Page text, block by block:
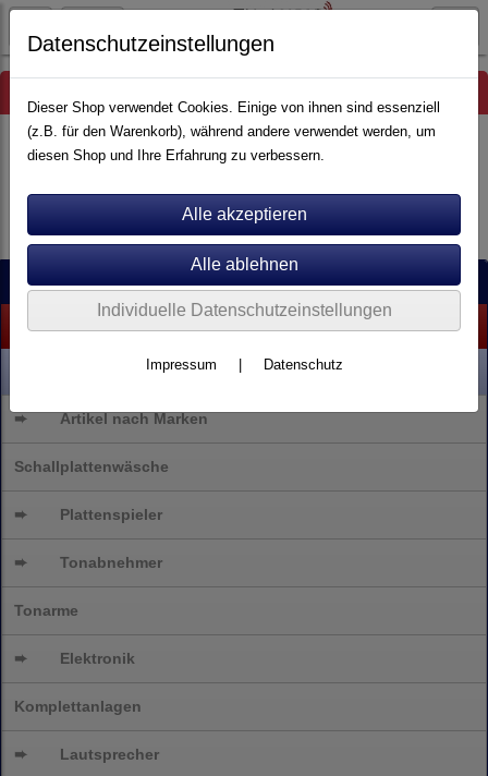
Kategorien
% SALE %
➨ Artikel nach Marken
Schallplattenwäsche
➨ Plattenspieler
➨ Tonabnehmer
Tonarme
➨ Elektronik
Komplettanlagen
➨ Lautsprecher
Datenschutzeinstellungen
Dieser Shop verwendet Cookies. Einige von ihnen sind essenziell
(z.B. für den Warenkorb), während andere verwendet werden, um
diesen Shop und Ihre Erfahrung zu verbessern.
Individuelle Datenschutzeinstellungen
Impressum Datenschutz